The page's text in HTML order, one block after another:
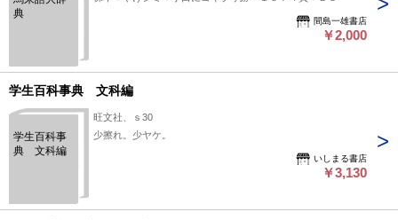
典
間島一雄書店
￥2,000
学生百科事典 文科編
学生百科事
典 文科編
旺文社、ｓ30
少擦れ。少ヤケ。
いしまる書店
￥3,130